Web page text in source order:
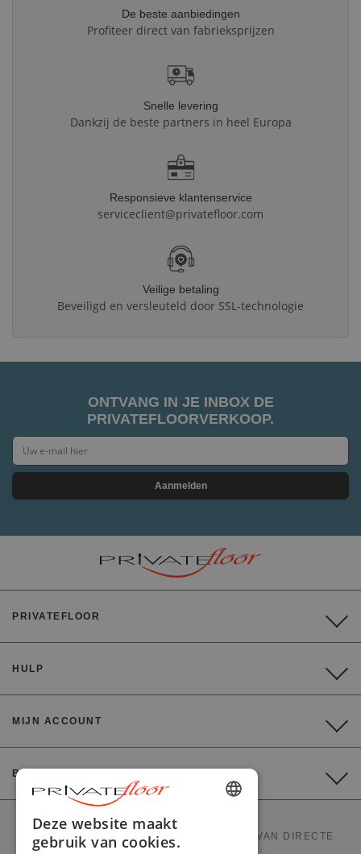
De beste aanbiedingen
Profiteer direct van fabrieksprijzen
Snelle levering
Dankzij de beste partners in heel Europa
Responsieve klantenservice
serviceclient@privatefloor.com
Veilige betaling
Beveiligd en versleuteld door SSL-technologie
ONTVANG IN JE INBOX DE
PRIVATEFLOORVERKOOP.
Aanmelden
PRIVATEFLOOR
HULP
MIJN ACCOUNT
BETALING
PRIVATEFLOOR IS DE EERSTE WEBSITE VAN DIRECTE
Deze website maakt
gebruik van cookies.